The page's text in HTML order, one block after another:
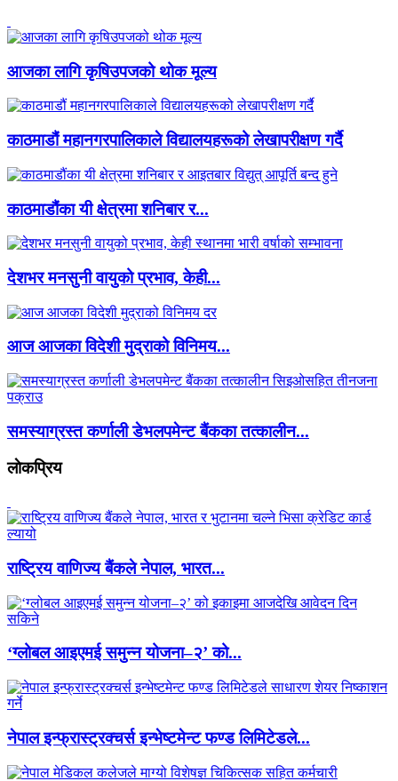
आजका लागि कृषिउपजको थोक मूल्य
काठमाडौं महानगरपालिकाले विद्यालयहरूको लेखापरीक्षण गर्दै
काठमाडौंका यी क्षेत्रमा शनिबार र...
देशभर मनसुनी वायुको प्रभाव, केही...
आज आजका विदेशी मुद्राको विनिमय...
समस्याग्रस्त कर्णाली डेभलपमेन्ट बैंकका तत्कालीन...
लाेकप्रिय
राष्ट्रिय वाणिज्य बैंकले नेपाल, भारत...
‘ग्लोबल आइएमई समुन्न योजना–२’ को...
नेपाल इन्फ्रास्ट्रक्चर्स इन्भेष्टमेन्ट फण्ड लिमिटेडले...